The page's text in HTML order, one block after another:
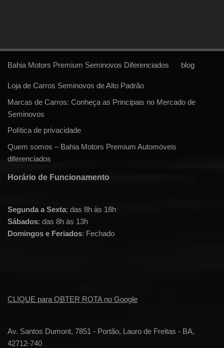
Bahia Motors Premium Seminovos Diferenciados blog
Loja de Carros Seminovos de Alto Padrão
Marcas de Carros: Conheça as Principais no Mercado de
Seminovos
Política de privacidade
Quem somos – Bahia Motors Premium Automóveis
diferenciados
Horário de Funcionamento
Segunda a Sexta: das 8h às 18h
Sábados: das 8h às 13h
Domingos e Feriados: Fechado
CLIQUE para OBTER ROTA no Google
Av. Santos Dumont, 7851 - Portão, Lauro de Freitas - BA,
42712-740